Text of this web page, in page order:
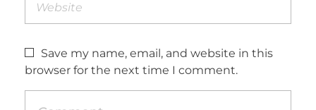
Save my name, email, and website in this
browser for the next time I comment.